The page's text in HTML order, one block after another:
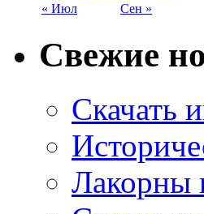
« Июл Сен »
Свежие
Скачать
Лакорны